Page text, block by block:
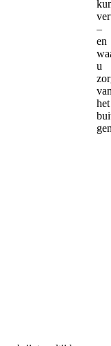
–
en
u
het